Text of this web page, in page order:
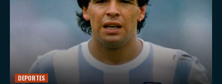
DEPORTES